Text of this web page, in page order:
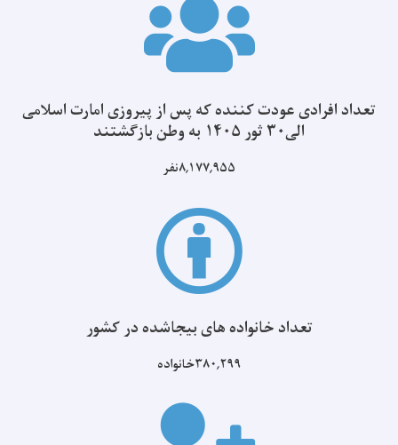
تعداد افرادی عودت کننده که پس از پیروزی امارت اسلامی
الی۳۰ ثور ۱۴۰۵ به وطن بازگشتند
۸,۱۷۷,۹۵۵نفر
تعداد خانواده های بیجاشده در کشور
۳۸۰,۲۹۹خانواده